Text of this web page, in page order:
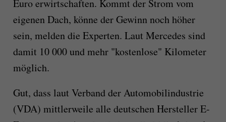
Euro erwirtschaften. Kommt der Strom vom
eigenen Dach, könne der Gewinn noch höher
sein, melden die Experten. Laut Mercedes sind
damit 10 000 und mehr "kostenlose" Kilometer
möglich.
Gut, dass laut Verband der Automobilindustrie
(VDA) mittlerweile alle deutschen Hersteller E-